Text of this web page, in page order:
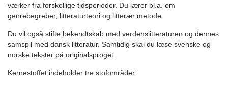
værker fra forskellige tidsperioder. Du lærer bl.a. om
genrebegreber, litteraturteori og litterær metode.
Du vil også stifte bekendtskab med verdenslitteraturen og dennes
samspil med dansk litteratur. Samtidig skal du læse svenske og
norske tekster på originalsproget.
Kernestoffet indeholder tre stofområder: